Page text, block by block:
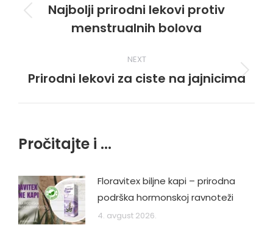
navigation Previous
post:
Najbolji prirodni lekovi protiv
menstrualnih bolova
NEXT
Next
Prirodni lekovi za ciste na jajnicima
Pročitajte i ...
Floravitex biljne kapi – prirodna
podrška hormonskoj ravnoteži
4. avgust 2026.